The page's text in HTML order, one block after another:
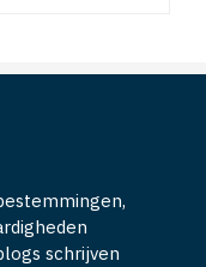
schrijven